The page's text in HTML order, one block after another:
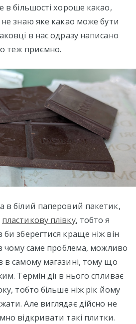
в більшості хороше какао,
знаю яке какао може бути
в нас одразу написано
теж приємно.
в білий паперовий пакетик,
пластикову плівку, тобто я
зберегтися краще ніж він
чому саме проблема, можливо
в самому магазині, тому що
Термін дії в нього спливає
тобто більше ніж рік йому
Але виглядає дійсно не
відкривати такі плитки.